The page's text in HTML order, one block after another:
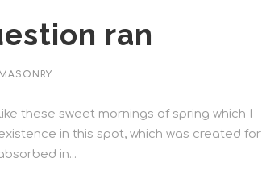
ran
MASONRY
these sweet mornings of spring which I
in this spot, which was created for
in...